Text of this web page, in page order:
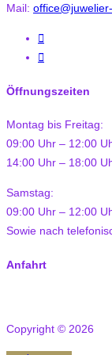
Mail:
Öffnungszeiten
Montag bis Freitag:
09:00 Uhr – 12:00
14:00 Uhr – 18:00
Samstag:
09:00 Uhr – 12:00
Sowie nach
Anfahrt
Copyright © 2026